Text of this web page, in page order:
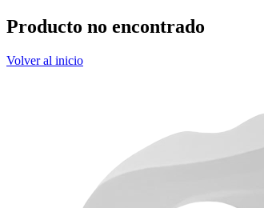
Producto no encontrado
Volver al inicio